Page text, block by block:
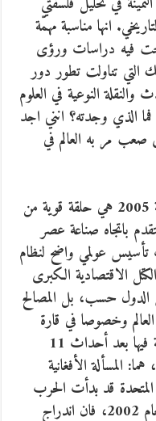
انها مناسبة مهمّة
فيه دراسات ورؤى
التي تناولت تطور دور
والنقلة النوعية في العلوم
والمعلومات للعام 2005. فما الذي وجدته؟ انني اجد
2006 عن مخاض صعب مر به العالم في
لقد سجل التاريخ العالمي للبشرية أن سنة 2005 هي حلقة قوية من
باتجاه صناعة عصر
تأسيس عولمي واضح لنظام
الاقتصادية الكبرى
الدول حسب، بل المصالح
وخصوصا في قارة
آسيا التي بدأت الاختراقات الأمريكية فيها بعد أحداث 11
هما: المسألة الأفغانية
المتحدة قد بدأت الحرب
ضد ما أسمته بـظاهرة ” الإرهاب ” العام 2002، فان اندراج